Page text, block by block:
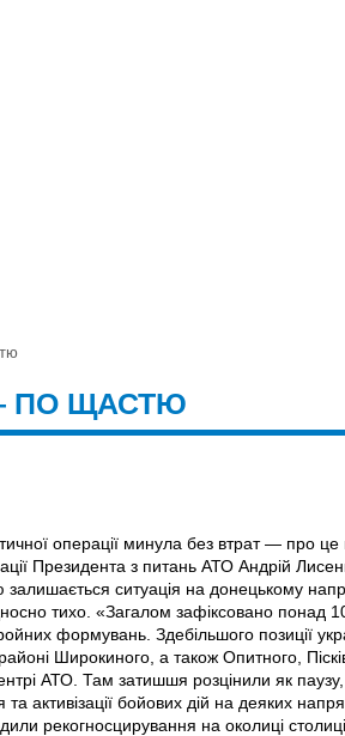
ПО ЩАСТЮ
операції минула без втрат — про це
Президента з питань АТО Андрій
ситуація на донецькому
тихо. «Загалом зафіксовано понад
формувань. Здебільшого позиції
Широкиного, а також Опитного,
АТО. Там затишшя розцінили як паузу,
активізації бойових дій на деяких
рекогносцирування на околиці